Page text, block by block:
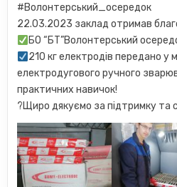
#Волонтерський_осередок
22.03.2023 заклад отримав
БО “БТ”Волонтерський
210 кг електродів передано у
електродугового ручного
практичних навичок!
?Щиро дякуємо за підтримку та